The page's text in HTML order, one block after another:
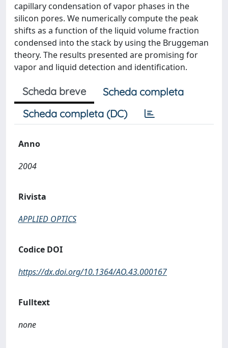
capillary condensation of vapor phases in the
silicon pores. We numerically compute the peak
shifts as a function of the liquid volume fraction
condensed into the stack by using the Bruggeman
theory. The results presented are promising for
vapor and liquid detection and identiﬁcation.
Scheda breve
Scheda completa
Scheda completa (DC)
Anno
2004
Rivista
APPLIED OPTICS
Codice DOI
https://dx.doi.org/10.1364/AO.43.000167
Fulltext
none